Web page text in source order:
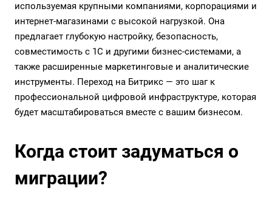
используемая крупными компаниями, корпорациями и
интернет-магазинами с высокой нагрузкой. Она
предлагает глубокую настройку, безопасность,
совместимость с 1С и другими бизнес-системами, а
также расширенные маркетинговые и аналитические
инструменты. Переход на Битрикс — это шаг к
профессиональной цифровой инфраструктуре, которая
будет масштабироваться вместе с вашим бизнесом.
Когда стоит задуматься о
миграции?